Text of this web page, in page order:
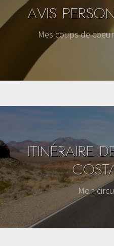
AVIS
Mes coups de
ITINÉRAIRE
Mon